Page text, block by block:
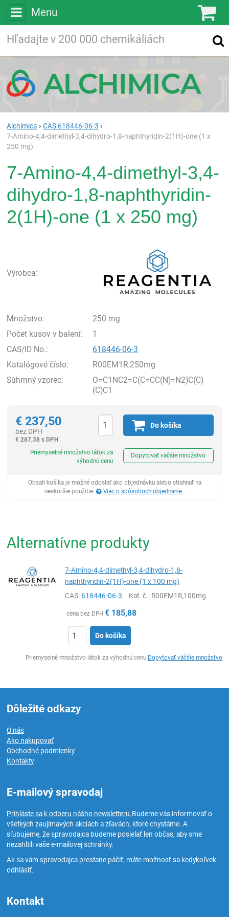
Menu
Vyhľadávanie
Alchimica
CAS 618446-06-3
7-Amino-4,4-dimethyl-3,4-dihydro-1,8-naphthyridin-2(1H)-one (1 x
250 mg)
7-Amino-4,4-dimethyl-3,4-
dihydro-1,8-naphthyridin-
2(1H)-one (1 x 250 mg)
Výrobca:
Množstvo:
250 mg
Počet kusov v balení:
1
CAS/ID No.:
618446-06-3
Katalógové číslo:
R00EM1R,250mg
Súhrnný vzorec:
O=C1NC2=C(C=CC(N)=N2)C(C)
(C)C1
€ 237,50
bez DPH
€ 287,38 s DPH
Do košíka
Priemyselné množstvo látok za
výhodnú cenu
Dopytovať väčšie množstvo
Obsah košíka je možné odoslať ako objednávku alebo stiahnuť na
neskoršie použitie.
Viac o spôsoboch objednanie .
Alternatívne produkty
7-Amino-4,4-dimethyl-3,4-dihydro-1,8-
naphthyridin-2(1H)-one (1 x 100 mg)
CAS:618446-06-3 Kat. č.: R00EM1R,100mg
cena bez DPH € 185,88
Do košíka
Priemyselné množstvo látok za výhodnú cenu Dopytovať väčšie množstvo
Dôležité odkazy
O nás
Ako nakupovať
Obchodné podmienky
Kontakty
E-mailový spravodaj
Prihláste sa k odberu nášho newsletteru.Budeme vás informovať o
všetkých zaujímavých akciách a zľavách, ktoré chystáme. A
sľubujeme, že spravodajca budeme posielať len občas, aby sme
nezahltili vaše e-mailovej schránky.
Ak sa vám spravodajca prestane páčiť, máte možnosť sa kedykoľvek
odhlásiť.
Kontakt